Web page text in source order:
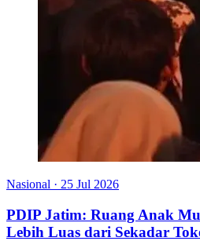
Nasional · 25 Jul 2026
PDIP Jatim: Ruang Anak
Lebih Luas dari Sekadar